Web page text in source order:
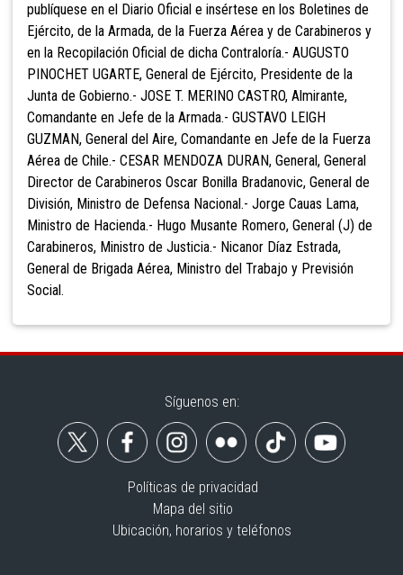
publíquese en el Diario Oficial e insértese en los Boletines de
Ejército, de la Armada, de la Fuerza Aérea y de Carabineros y
en la Recopilación Oficial de dicha Contraloría.- AUGUSTO
PINOCHET UGARTE, General de Ejército, Presidente de la
Junta de Gobierno.- JOSE T. MERINO CASTRO, Almirante,
Comandante en Jefe de la Armada.- GUSTAVO LEIGH
GUZMAN, General del Aire, Comandante en Jefe de la Fuerza
Aérea de Chile.- CESAR MENDOZA DURAN, General, General
Director de Carabineros Oscar Bonilla Bradanovic, General de
División, Ministro de Defensa Nacional.- Jorge Cauas Lama,
Ministro de Hacienda.- Hugo Musante Romero, General (J) de
Carabineros, Ministro de Justicia.- Nicanor Díaz Estrada,
General de Brigada Aérea, Ministro del Trabajo y Previsión
Social.
Síguenos en:
Políticas de privacidad
Mapa del sitio
Ubicación, horarios y teléfonos